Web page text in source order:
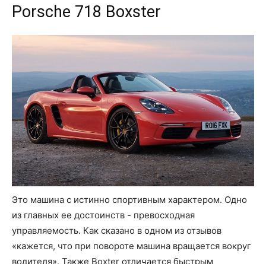
Porsche 718 Boxster
Это машина с истинно спортивным характером. Одно
из главных ее достоинств - превосходная
управляемость. Как сказано в одном из отзывов
«кажется, что при повороте машина вращается вокруг
водителя». Также Boxter отличается быстрым